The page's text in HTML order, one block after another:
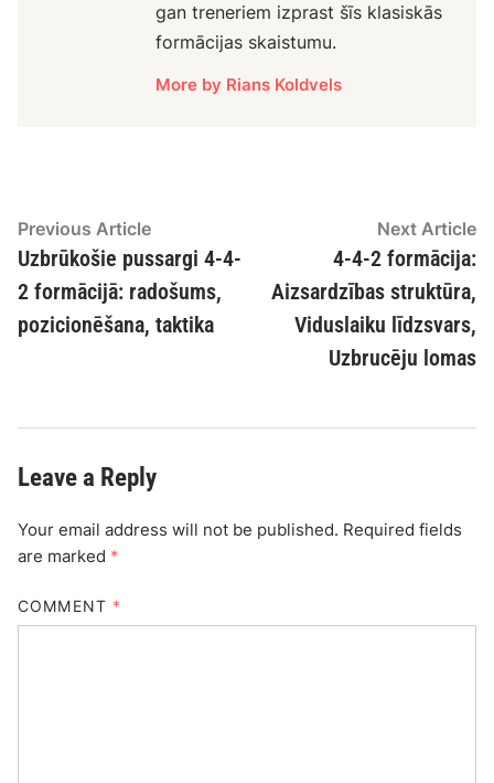
gan treneriem izprast šīs klasiskās
formācijas skaistumu.
More by Rians Koldvels
Post
navigation
Previous ArticlePrevious
article:
Uzbrūkošie pussargi 4-4-
2 formācijā: radošums,
pozicionēšana, taktika
Next Article
4-4-2 formācija:
Aizsardzības struktūra,
Viduslaiku līdzsvars,
Uzbrucēju lomas
Leave a Reply
Your email address will not be published. Required fields
are marked *
COMMENT *